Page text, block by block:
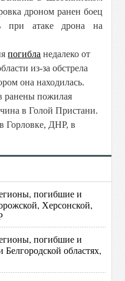
дроном ранен боец
при атаке дрона на
погибла недалеко от
из-за обстрела
она находилась.
ранены пожилая
в Голой Пристани.
в Горловке, ДНР, в
погибшие и
Херсонской,
погибшие и
областях,